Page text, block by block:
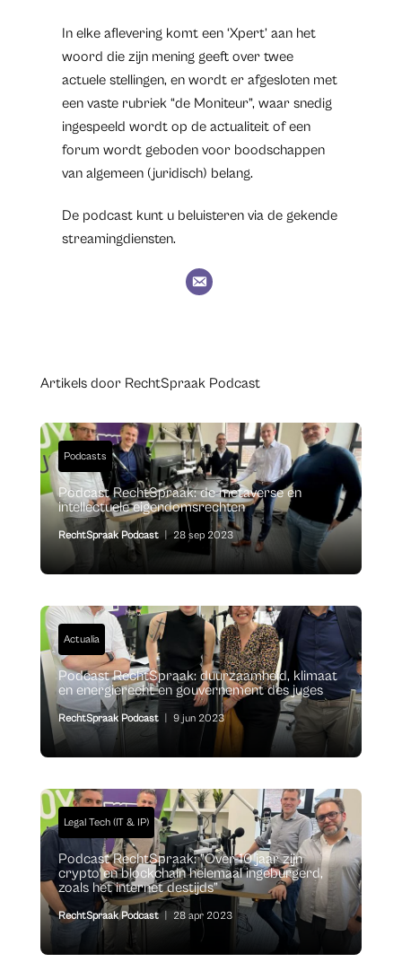
In elke aflevering komt een ‘Xpert’ aan het
woord die zijn mening geeft over twee
actuele stellingen, en wordt er afgesloten met
een vaste rubriek “de Moniteur”, waar snedig
ingespeeld wordt op de actualiteit of een
forum wordt geboden voor boodschappen
van algemeen (juridisch) belang.
De podcast kunt u beluisteren via de gekende
streamingdiensten.
Artikels door RechtSpraak Podcast
Podcasts
Podcast RechtSpraak: de metaverse en
intellectuele eigendomsrechten
RechtSpraak Podcast | 28 sep 2023
Actualia
Podcast RechtSpraak: duurzaamheid, klimaat
en energierecht en gouvernement des juges
RechtSpraak Podcast 9 jun 2023
Legal Tech (IT & IP)
Podcast RechtSpraak: ”Over 10 jaar zijn
crypto en blockchain helemaal ingeburgerd,
zoals het internet destijds”
RechtSpraak Podcast 28 apr 2023